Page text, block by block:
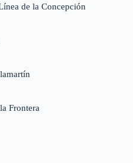
de la Concepción
Frontera